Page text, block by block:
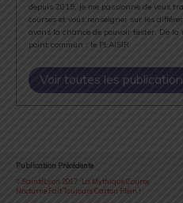
depuis 2015, je me passionne de vous
courses et vous renseigner sur les
avons la chance de pouvoir tester. De
point commun : le PLAISIR.
Voir toutes les
Publication Précédente
SaintéLyon 2017 : La Mythique Course
Nocturne Fait Toujours Carton Plein !